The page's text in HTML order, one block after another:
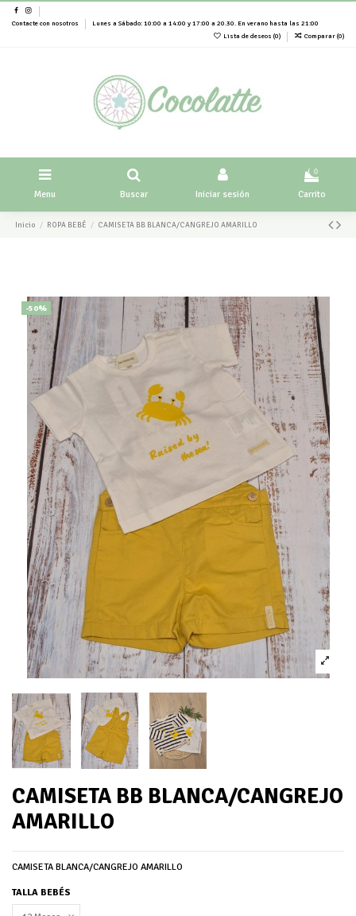
Contacte con nosotros
Lunes a Sábado: 10:00 a 14:00 y 17:00 a 20.30. En verano hasta las 21:00
Lista de deseos (0) Comparar (0)
Menu Buscar Iniciar sesión
0
Carrito
Inicio ROPA BEBÉ CAMISETA BB BLANCA/CANGREJO AMARILLO
-50%
CAMISETA BB BLANCA/CANGREJO
AMARILLO
CAMISETA BLANCA/CANGREJO AMARILLO
TALLA BEBÉS